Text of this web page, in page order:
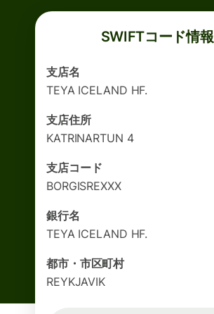
SWIFTコード情報
支店名
TEYA ICELAND HF.
支店住所
KATRINARTUN 4
支店コード
BORGISREXXX
銀行名
TEYA ICELAND HF.
都市・市区町村
REYKJAVIK